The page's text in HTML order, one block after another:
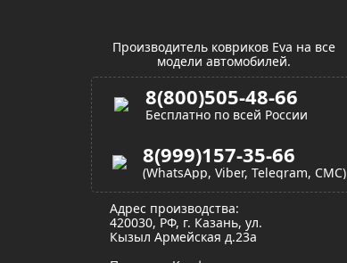
Производитель ковриков Eva на все
модели автомобилей.
8(800)505-48-66
Бесплатно по всей России
8(999)157-35-66
(WhatsApp, Viber, Telegram, СМС)
Адрес производства:
420030, РФ, г. Казань, ул.
Кызыл Армейская д.23а